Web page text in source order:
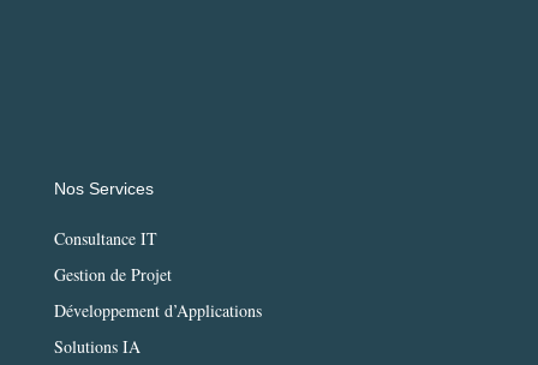
Nos Services
Consultance IT
Gestion de Projet
Développement d’Applications
Solutions IA